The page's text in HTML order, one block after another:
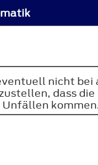
nicht
dass